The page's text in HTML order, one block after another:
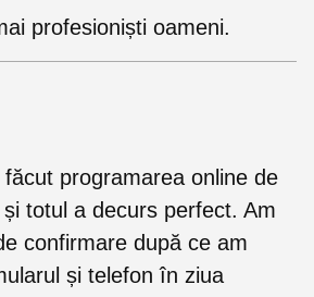
profesioniști oameni.
programarea online de
totul a decurs perfect. Am
confirmare după ce am
și telefon în ziua